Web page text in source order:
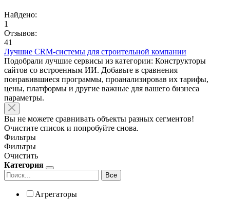
Найдено:
1
Отзывов:
41
Лучшие CRM-системы для строительной компании
Подобрали лучшие сервисы из категории: Конструкторы
сайтов со встроенным ИИ. Добавьте в сравнения
понравившиеся программы, проанализировав их тарифы,
цены, платформы и другие важные для вашего бизнеса
параметры.
Вы не можете сравнивать объекты разных сегментов!
Очистите список и попробуйте снова.
Фильтры
Фильтры
Очистить
Категория
Все
Агрегаторы